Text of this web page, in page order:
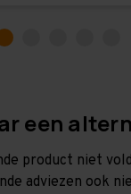
een
product niet
adviezen ook